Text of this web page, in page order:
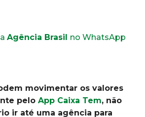
Agência Brasil no WhatsApp
movimentar os valores
pelo App Caixa Tem, não
ir até uma agência para